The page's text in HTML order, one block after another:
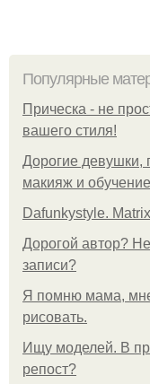
Популярные
Прическа - не
вашего стиля!
Дорогие девушки,
макияж и
Dafunkystyle.
Дорогой автор?
записи?
Я помню мама,
рисовать.
Ищу моделей. В
репост?